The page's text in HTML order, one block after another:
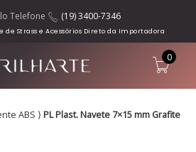
Telefone (19) 3400-7346
de Strass e Acessórios Direto da Importadora
0
ABS ⟩ PL Plast. Navete 7×15 mm Grafite